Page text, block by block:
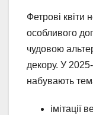
Фетрові квіти
особливого
чудовою
декору. У
набувають
імітації